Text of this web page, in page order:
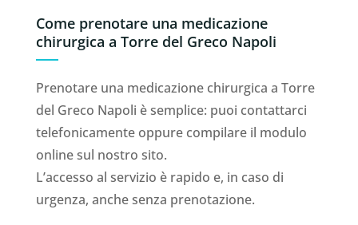
Come prenotare una medicazione
chirurgica a Torre del Greco Napoli
Prenotare una medicazione chirurgica a Torre
del Greco Napoli è semplice: puoi contattarci
telefonicamente oppure compilare il modulo
online sul nostro sito.
L’accesso al servizio è rapido e, in caso di
urgenza, anche senza prenotazione.